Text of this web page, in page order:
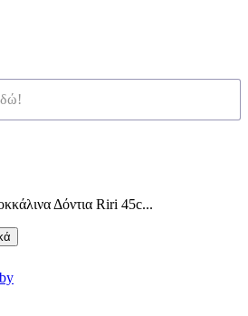
Δόντια Riri 45c...